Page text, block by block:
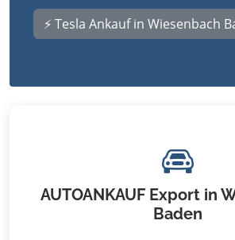
⚡ Tesla Ankauf in Wiesenbach
AUTOANKAUF Export in
Baden